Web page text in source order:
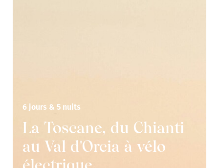
6 jours & 5 nuits
La Toscane, du Chianti
au Val d'Orcia à vélo